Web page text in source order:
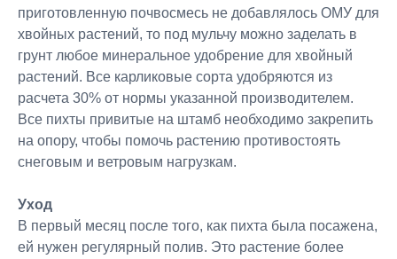
приготовленную почвосмесь не добавлялось ОМУ для
хвойных растений, то под мульчу можно заделать в
грунт любое минеральное удобрение для хвойный
растений. Все карликовые сорта удобряются из
расчета 30% от нормы указанной производителем.
Все пихты привитые на штамб необходимо закрепить
на опору, чтобы помочь растению противостоять
снеговым и ветровым нагрузкам.
Уход
В первый месяц после того, как пихта была посажена,
ей нужен регулярный полив. Это растение более